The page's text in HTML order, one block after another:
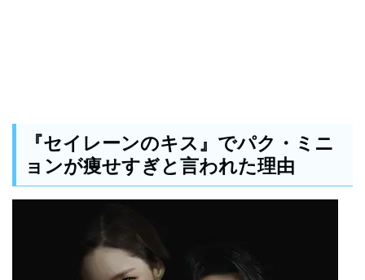
『セイレーンのキス』でパク・ミニ
ョンが痩せすぎと言われた理由